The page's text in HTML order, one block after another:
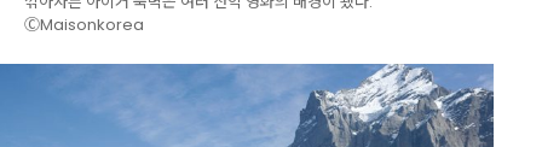
ⒸMaisonkorea